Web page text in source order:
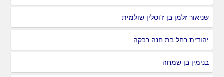
שניאור זלמן בן ז'וסלין שולמית
יהודית רחל בת חנה רבקה
בנימין בן שמחה